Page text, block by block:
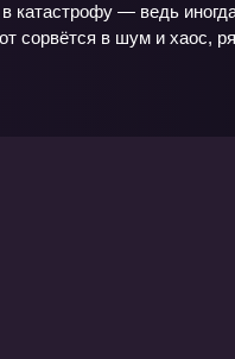
катастрофу — ведь
сорвётся в шум и хаос,